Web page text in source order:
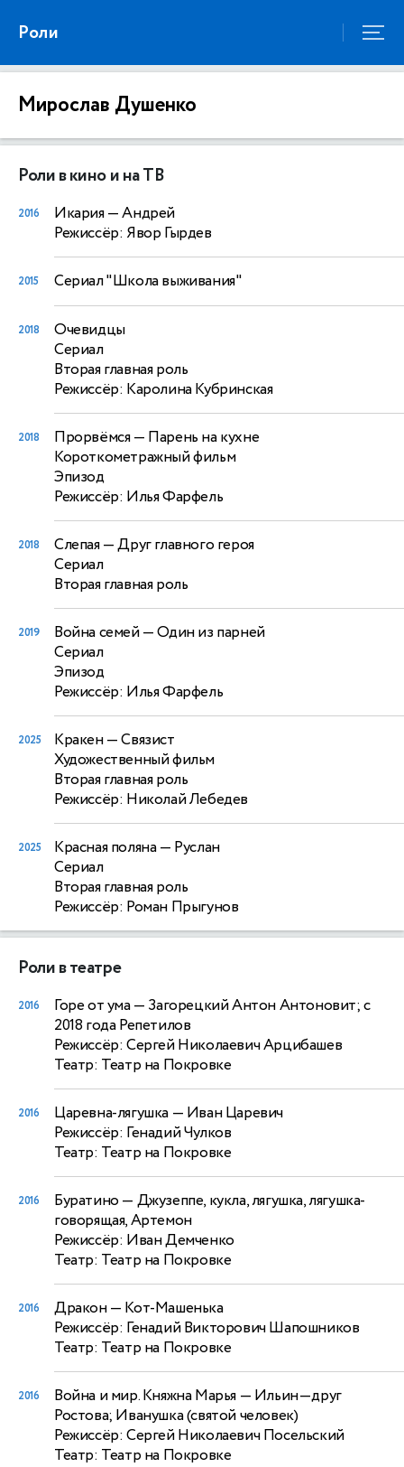
Роли
Мирослав Душенко
Роли в кино и на ТВ
2016 Икария— Андрей
Режиссёр: Явор Гырдев
2015 Сериал "Школа выживания"
2018
Очевидцы
Сериал
Вторая главная роль
Режиссёр: Каролина Кубринская
2018 Прорвёмся— Парень на кухне
Короткометражный фильм
Эпизод
Режиссёр: Илья Фарфель
2018 Слепая— Друг главного героя
Сериал
Вторая главная роль
2019 Война семей— Один из парней
Сериал
Эпизод
Режиссёр: Илья Фарфель
2025 Кракен— Связист
Художественный фильм
Вторая главная роль
Режиссёр: Николай Лебедев
2025 Красная поляна— Руслан
Сериал
Вторая главная роль
Режиссёр: Роман Прыгунов
Роли в театре
2016 Горе от ума— Загорецкий Антон Антоновит; с
2018 года Репетилов
Режиссёр: Сергей Николаевич Арцибашев
Театр: Театр на Покровке
2016 Царевна-лягушка — Иван Царевич
Режиссёр: Генадий Чулков
Театр: Театр на Покровке
2016 Буратино — Джузеппе, кукла, лягушка, лягушка-
говорящая, Артемон
Режиссёр: Иван Демченко
Театр: Театр на Покровке
2016 Дракон— Кот-Машенька
Режиссёр: Генадий Викторович Шапошников
Театр: Театр на Покровке
2016 Война и мир. Княжна Марья — Ильин—друг
Ростова; Иванушка (святой человек)
Режиссёр: Сергей Николаевич Посельский
Театр: Театр на Покровке